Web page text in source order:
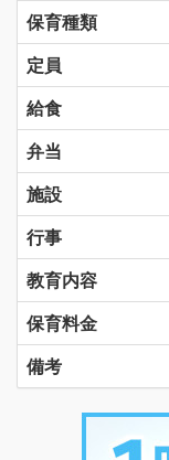
保育種類
定員
給食
弁当
施設
行事
教育内容
保育料金
備考